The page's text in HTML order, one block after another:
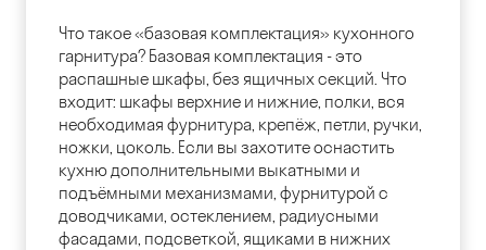
Что такое «базовая комплектация» кухонного
гарнитура? Базовая комплектация - это
распашные шкафы, без ящичных секций. Что
входит: шкафы верхние и нижние, полки, вся
необходимая фурнитура, крепёж, петли, ручки,
ножки, цоколь. Если вы захотите оснастить
кухню дополнительными выкатными и
подъёмными механизмами, фурнитурой с
доводчиками, остеклением, радиусными
фасадами, подсветкой, ящиками в нижних